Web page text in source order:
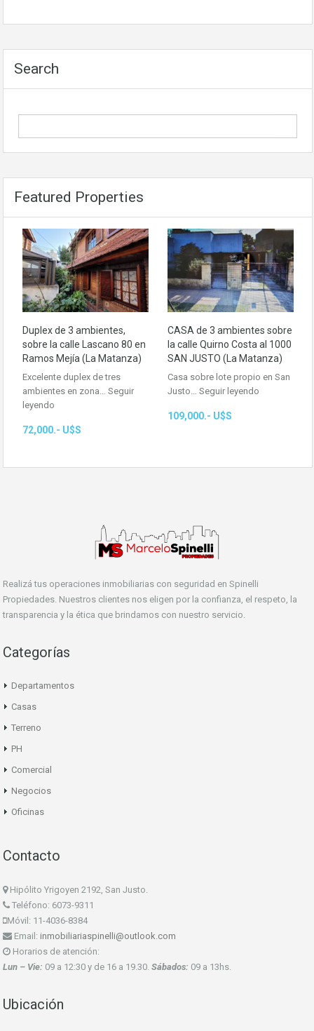
Search
Featured Properties
Duplex de 3 ambientes,
sobre la calle Lascano 80 en
Ramos Mejía (La Matanza)
Excelente duplex de tres
ambientes en zona… Seguir
leyendo
72,000.- U$S
CASA de 3 ambientes sobre
la calle Quirno Costa al 1000
SAN JUSTO (La Matanza)
Casa sobre lote propio en San
Justo… Seguir leyendo
109,000.- U$S
Realizá tus operaciones inmobiliarias con seguridad en Spinelli
Propiedades. Nuestros clientes nos eligen por la confianza, el respeto, la
transparencia y la ética que brindamos con nuestro servicio.
Categorías
Departamentos
Casas
Terreno
PH
Comercial
Negocios
Oficinas
Contacto
Hipólito Yrigoyen 2192, San Justo.
Teléfono: 6073-9311
Móvil: 11-4036-8384
Email: inmobiliariaspinelli@outlook.com
Horarios de atención:
Lun – Vie: 09 a 12:30 y de 16 a 19.30. Sábados: 09 a 13hs.
Ubicación